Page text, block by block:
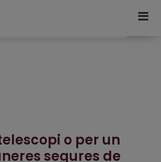
o per un
segures de